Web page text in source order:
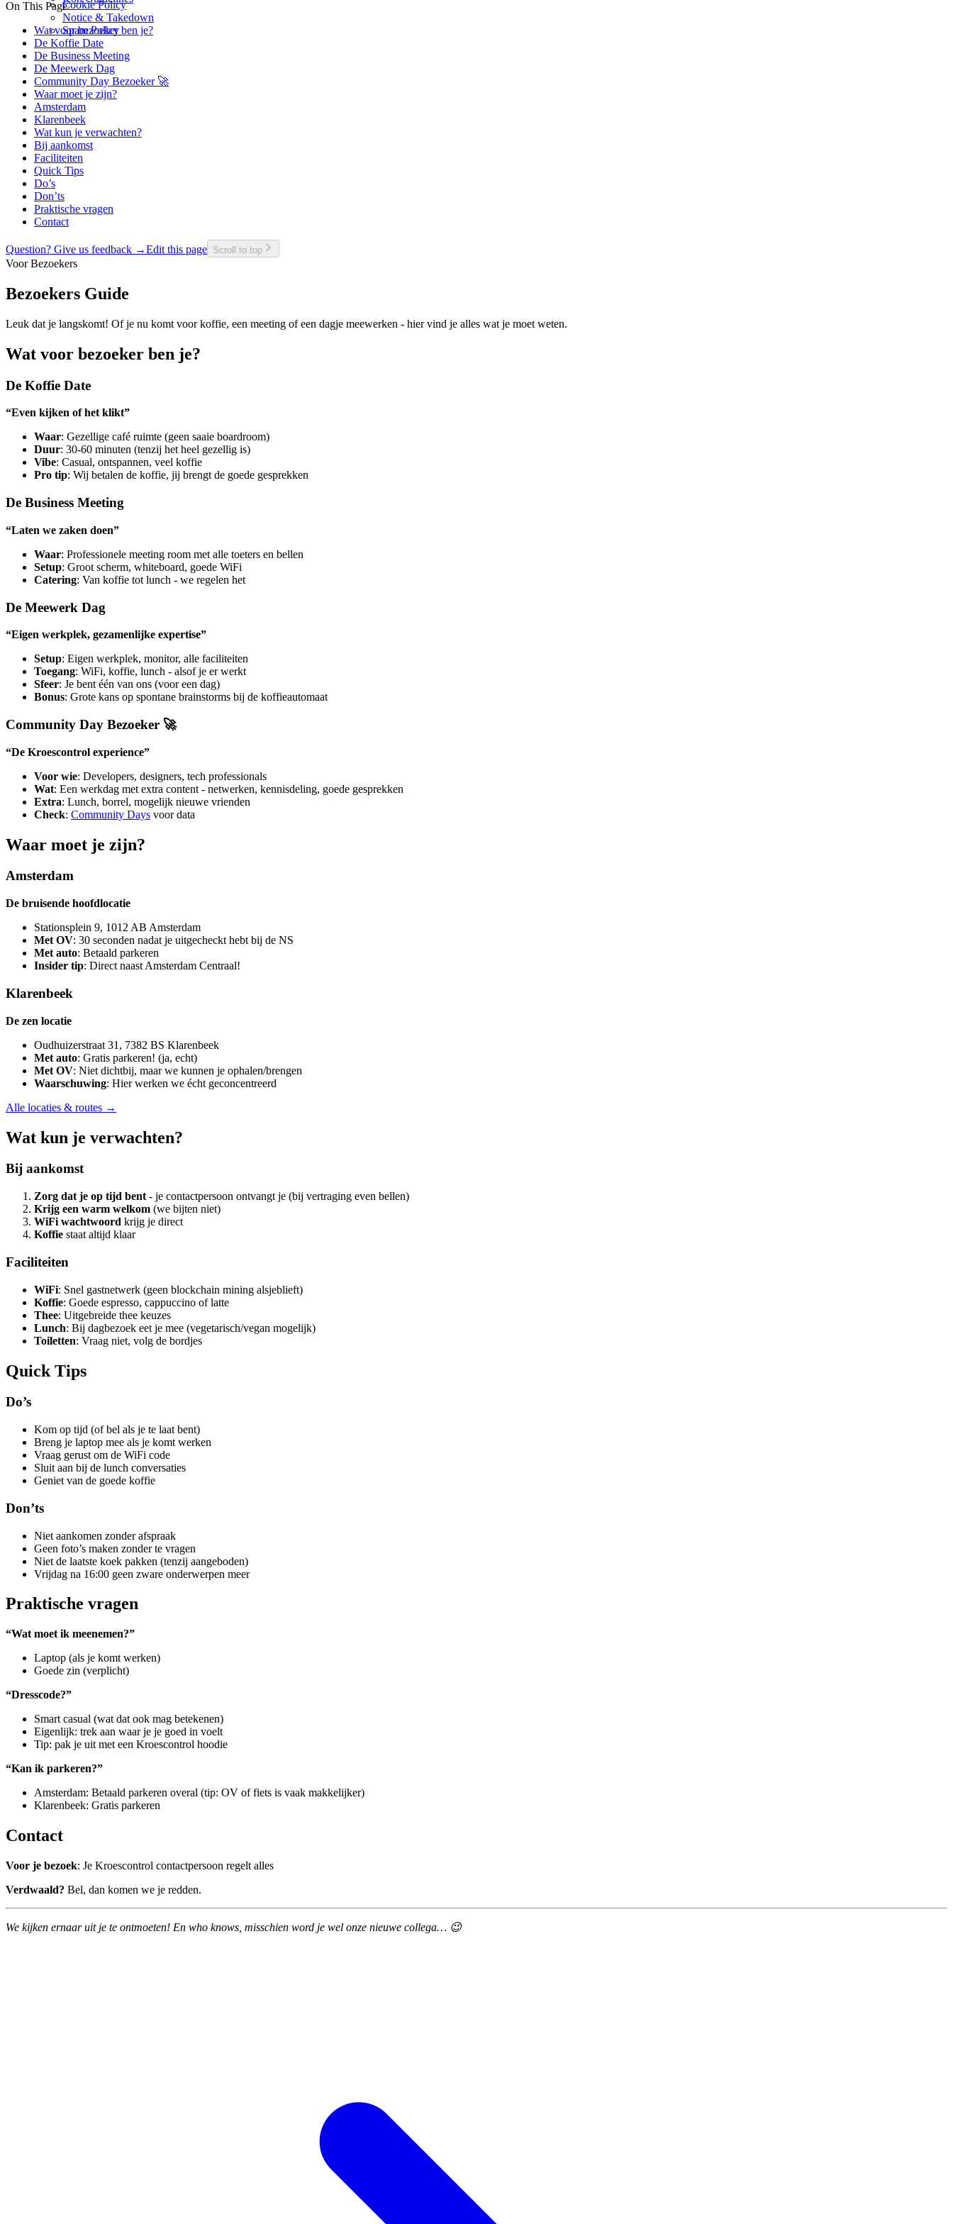
Cookie Policy
Notice & Takedown
Spam Policy
On This Page
Wat voor bezoeker ben je?
De Koffie Date
De Business Meeting
De Meewerk Dag
Community Day Bezoeker 🚀
Waar moet je zijn?
Amsterdam
Klarenbeek
Wat kun je verwachten?
Bij aankomst
Faciliteiten
Quick Tips
Do’s
Don’ts
Praktische vragen
Contact
Question? Give us feedback →Edit this page Scroll to top
Voor Bezoekers
Bezoekers Guide
Leuk dat je langskomt! Of je nu komt voor koffie, een meeting of een dagje meewerken - hier vind je alles wat je moet weten.
Wat voor bezoeker ben je?
De Koffie Date
“Even kijken of het klikt”
Waar: Gezellige café ruimte (geen saaie boardroom)
Duur: 30-60 minuten (tenzij het heel gezellig is)
Vibe: Casual, ontspannen, veel koffie
Pro tip: Wij betalen de koffie, jij brengt de goede gesprekken
De Business Meeting
“Laten we zaken doen”
Waar: Professionele meeting room met alle toeters en bellen
Setup: Groot scherm, whiteboard, goede WiFi
Catering: Van koffie tot lunch - we regelen het
De Meewerk Dag
“Eigen werkplek, gezamenlijke expertise”
Setup: Eigen werkplek, monitor, alle faciliteiten
Toegang: WiFi, koffie, lunch - alsof je er werkt
Sfeer: Je bent één van ons (voor een dag)
Bonus: Grote kans op spontane brainstorms bij de koffieautomaat
Community Day Bezoeker 🚀
“De Kroescontrol experience”
Voor wie: Developers, designers, tech professionals
Wat: Een werkdag met extra content - netwerken, kennisdeling, goede gesprekken
Extra: Lunch, borrel, mogelijk nieuwe vrienden
Check: Community Days voor data
Waar moet je zijn?
Amsterdam
De bruisende hoofdlocatie
Stationsplein 9, 1012 AB Amsterdam
Met OV: 30 seconden nadat je uitgecheckt hebt bij de NS
Met auto: Betaald parkeren
Insider tip: Direct naast Amsterdam Centraal!
Klarenbeek
De zen locatie
Oudhuizerstraat 31, 7382 BS Klarenbeek
Met auto: Gratis parkeren! (ja, echt)
Met OV: Niet dichtbij, maar we kunnen je ophalen/brengen
Waarschuwing: Hier werken we écht geconcentreerd
Alle locaties & routes →
Wat kun je verwachten?
Bij aankomst
Zorg dat je op tijd bent - je contactpersoon ontvangt je (bij vertraging even bellen)
Krijg een warm welkom (we bijten niet)
WiFi wachtwoord krijg je direct
Koffie staat altijd klaar
Faciliteiten
WiFi: Snel gastnetwerk (geen blockchain mining alsjeblieft)
Koffie: Goede espresso, cappuccino of latte
Thee: Uitgebreide thee keuzes
Lunch: Bij dagbezoek eet je mee (vegetarisch/vegan mogelijk)
Toiletten: Vraag niet, volg de bordjes
Quick Tips
Do’s
Kom op tijd (of bel als je te laat bent)
Breng je laptop mee als je komt werken
Vraag gerust om de WiFi code
Sluit aan bij de lunch conversaties
Geniet van de goede koffie
Don’ts
Niet aankomen zonder afspraak
Geen foto’s maken zonder te vragen
Niet de laatste koek pakken (tenzij aangeboden)
Vrijdag na 16:00 geen zware onderwerpen meer
Praktische vragen
“Wat moet ik meenemen?”
Laptop (als je komt werken)
Goede zin (verplicht)
“Dresscode?”
Smart casual (wat dat ook mag betekenen)
Eigenlijk: trek aan waar je je goed in voelt
Tip: pak je uit met een Kroescontrol hoodie
“Kan ik parkeren?”
Amsterdam: Betaald parkeren overal (tip: OV of fiets is vaak makkelijker)
Klarenbeek: Gratis parkeren
Contact
Voor je bezoek: Je Kroescontrol contactpersoon regelt alles
Verdwaald? Bel, dan komen we je redden.
We kijken ernaar uit je te ontmoeten! En who knows, misschien word je wel onze nieuwe collega… 😉